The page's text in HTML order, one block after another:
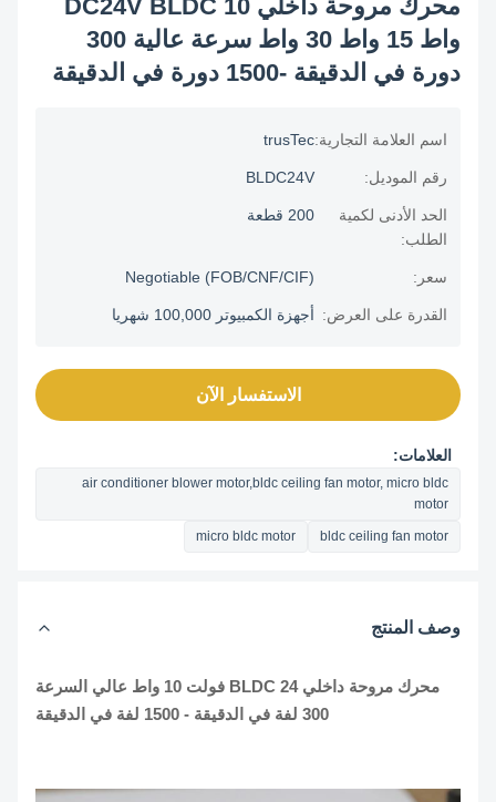
محرك مروحة داخلي DC24V BLDC 10
واط 15 واط 30 واط سرعة عالية 300
دورة في الدقيقة -1500 دورة في الدقيقة
اسم العلامة التجارية:trusTec
رقم الموديل: BLDC24V
الحد الأدنى لكمية
الطلب:
200 قطعة
Negotiable (FOB/CNF/CIF)
القدرة على العرض: أجهزة الكمبيوتر 100,000 شهريا
الاستفسار الآن
العلامات:
air conditioner blower motor,bldc ceiling fan motor, micro bldc
bldc ceiling fan motor
micro bldc motor
وصف المنتج
محرك مروحة داخلي BLDC 24 فولت 10 واط عالي السرعة